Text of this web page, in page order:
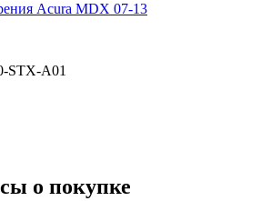
Acura MDX 07-13
STX-A01
о покупке